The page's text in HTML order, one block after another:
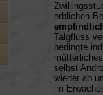
erblichen
Talgfluss
bedingte
selbst
wieder ab
im